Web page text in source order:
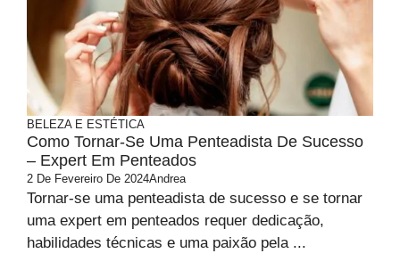
BELEZA E ESTÉTICA
Como Tornar-Se Uma Penteadista De Sucesso
– Expert Em Penteados
2 De Fevereiro De 2024Andrea
Tornar-se uma penteadista de sucesso e se tornar
uma expert em penteados requer dedicação,
habilidades técnicas e uma paixão pela ...